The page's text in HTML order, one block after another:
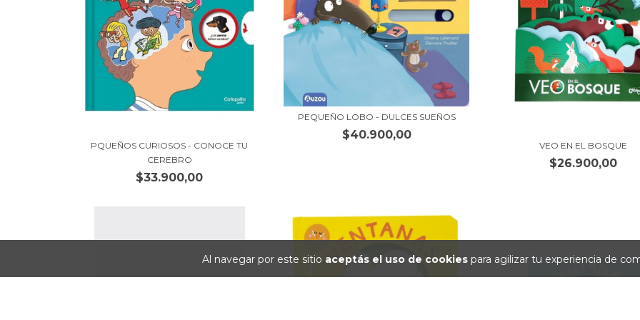
Al navegar por este sitio aceptás el uso de cookies para agilizar tu experiencia de
PQUEÑOS CURIOSOS - CONOCE TU
CEREBRO
$33.900,00
PEQUEÑO LOBO - DULCES SUEÑOS
$40.900,00
VEO EN EL BOSQUE
$26.900,00